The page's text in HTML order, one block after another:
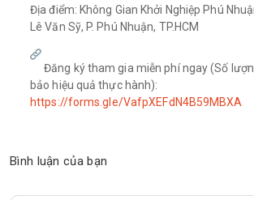
Địa điểm: Không Gian Khởi Nghiệp Phú
Lê Văn Sỹ, P. Phú Nhuận, TP.HCM
Đăng ký tham gia miễn phí ngay (Số
bảo hiệu quả thực hành):
https://forms.gle/VafpXEFdN4B59MBXA
Bình luận của bạn